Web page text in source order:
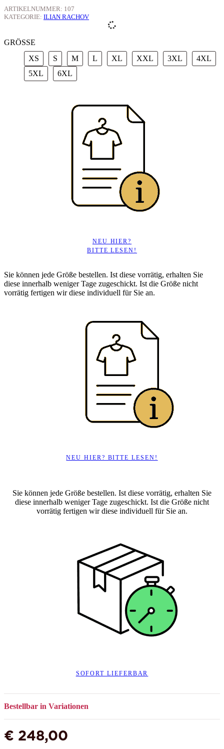
ARTIKELNUMMER: 107
KATEGORIE: ILIAN RACHOV
GRÖSSE
XS
S MM L XL XXL XXL3XL 3XL4XL
5XL 5XL6XL
NEU HIER?
BITTE LESEN!
Sie können jede Größe bestellen. Ist diese vorrätig, erhalten Sie
diese innerhalb weniger Tage zugeschickt. Ist die Größe nicht
vorrätig fertigen wir diese individuell für Sie an.
NEU HIER? BITTE LESEN!
Sie können jede Größe bestellen. Ist diese vorrätig, erhalten Sie
diese innerhalb weniger Tage zugeschickt. Ist die Größe nicht
vorrätig fertigen wir diese individuell für Sie an.
SOFORT LIEFERBAR
Bestellbar in Variationen
€ 248,00